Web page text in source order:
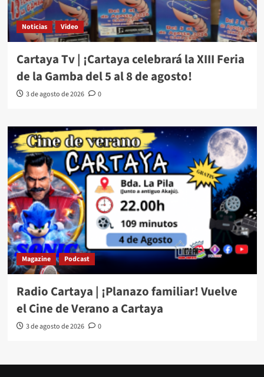
Noticias Video
Cartaya Tv | ¡Cartaya celebrará la XIII Feria
de la Gamba del 5 al 8 de agosto!
3 de agosto de 2026 0
Magazine Podcast
Radio Cartaya | ¡Planazo familiar! Vuelve
el Cine de Verano a Cartaya
3 de agosto de 2026 0